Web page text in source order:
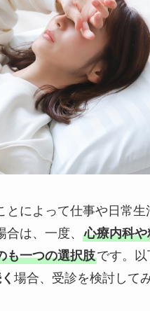
とによって仕事や日常生
は、一度、
心療内科
も一つの選択肢です。以
場合、受診を検討して